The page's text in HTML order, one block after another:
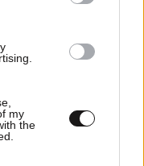
my
the